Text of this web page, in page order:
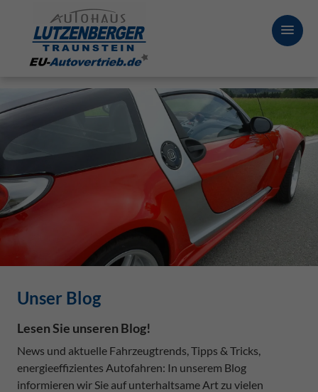
Unser Blog
Lesen Sie unseren Blog!
News und aktuelle Fahrzeugtrends, Tipps & Tricks,
energieeffizientes Autofahren: In unserem Blog
informieren wir Sie auf unterhaltsame Art zu vielen